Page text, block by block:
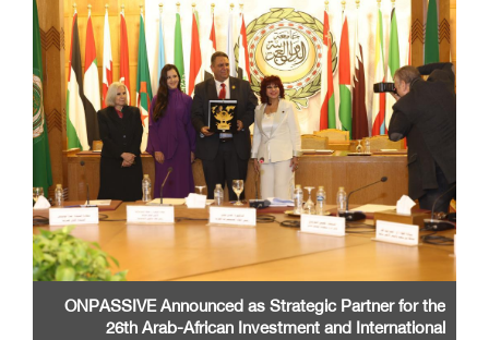
ONPASSIVE Announced as Strategic Partner for the
26th Arab-African Investment and International